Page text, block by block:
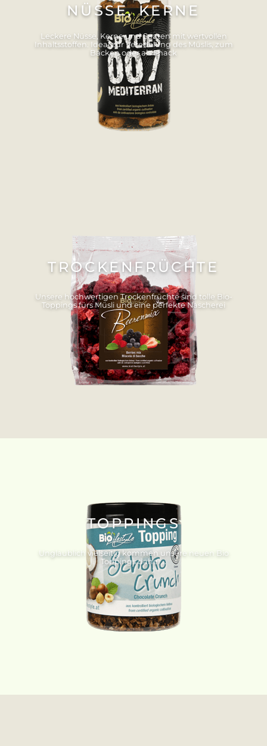
NÜSSE, KERNE
Leckere Nüsse, Kerne und Saaten mit wertvollen
Inhaltsstoffen. Ideal zur Veredelung des Müslis, zum
Backen oder als Snack
TROCKENFRÜCHTE
Unsere hochwertigen Trockenfrüchte sind tolle Bio-
Toppings fürs Müsli und eine perfekte Nascherei
TOPPINGS
Unglaublich vielseitig kommen unsere neuen Bio
Toppings daher...